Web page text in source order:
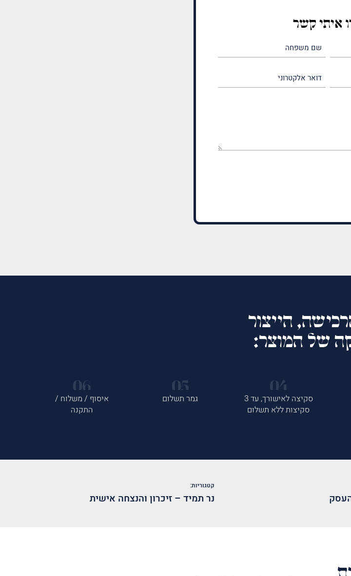
איתי קשר
הייצור
של המוצר:
סקיצה לאישורך, עד 3
סקיצות ללא תשלום
גמר תשלום
איסוף / משלוח /
התקנה
קטגוריות:
נר תמיד – זיכרון והנצחה אישית